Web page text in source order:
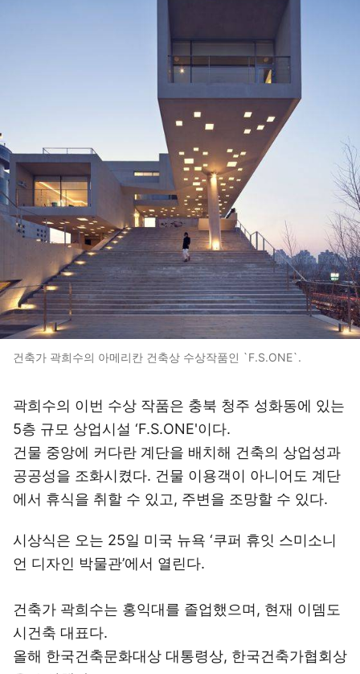
건축가 곽희수의 아메리칸 건축상 수상작품인 `F.S.ONE`.
곽희수의 이번 수상 작품은 충북 청주 성화동에 있는
5층 규모 상업시설 ‘F.S.ONE'이다.
건물 중앙에 커다란 계단을 배치해 건축의 상업성과
공공성을 조화시켰다. 건물 이용객이 아니어도 계단
에서 휴식을 취할 수 있고, 주변을 조망할 수 있다.
시상식은 오는 25일 미국 뉴욕 ‘쿠퍼 휴잇 스미소니
언 디자인 박물관’에서 열린다.
건축가 곽희수는 홍익대를 졸업했으며, 현재 이뎀도
시건축 대표다.
올해 한국건축문화대상 대통령상, 한국건축가협회상